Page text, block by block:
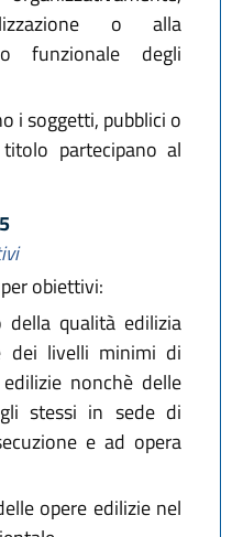
o alla
funzionale degli
i soggetti, pubblici o
partecipano al
obiettivi:
qualità edilizia
dei livelli minimi di
nonchè delle
stessi in sede di
e ad opera
opere edilizie nel